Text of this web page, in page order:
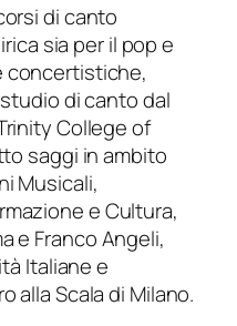
di canto
sia per il pop e
concertistiche,
di canto dal
College of
saggi in ambito
Musicali,
e Cultura,
e Franco Angeli,
Italiane e
alla Scala di Milano.